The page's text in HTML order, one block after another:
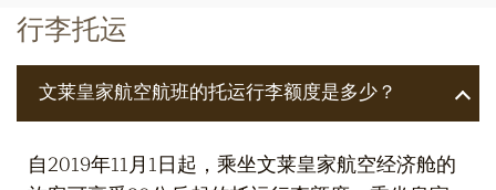
行李托运
文莱皇家航空航班的托运行李额度是多少？
自2019年11月1日起，乘坐文莱皇家航空经济舱的